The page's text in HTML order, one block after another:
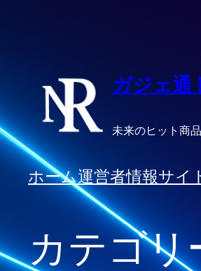
ッ
プ
ガジェ通
未来のヒット商
ホーム運営者情報サイ
カテゴ